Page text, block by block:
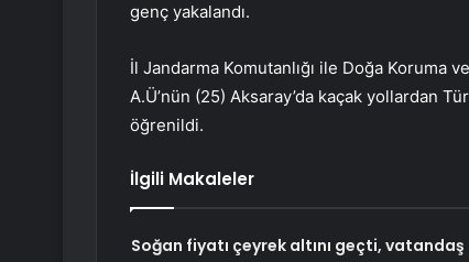
genç yakalandı.
İl Jandarma Komutanlığı ile Doğa
A.Ü’nün (25) Aksaray’da kaçak yollardan
öğrenildi.
İlgili Makaleler
Soğan fiyatı çeyrek altını geçti, vatandaş